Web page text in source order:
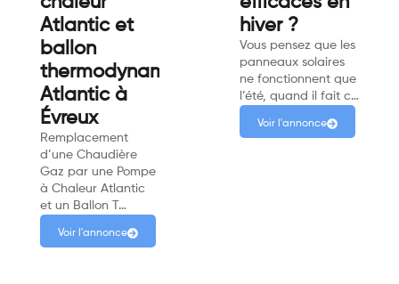
Atlantic et
ballon
thermodynamique
Atlantic à
Évreux
Remplacement
d’une Chaudière
Gaz par une Pompe
à Chaleur Atlantic
et un Ballon T…
Voir l'annonce
hiver ?
Vous pensez que les
panneaux solaires
ne fonctionnent que
l’été, quand il fait c…
Voir l'annonce